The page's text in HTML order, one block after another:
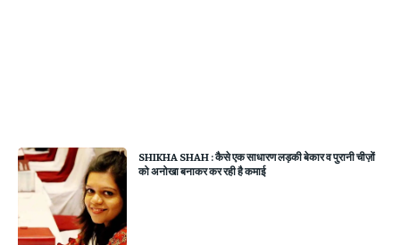
SHIKHA SHAH : कैसे एक साधारण लड़की बेकार व पुरानी चीज़ों
को अनोखा बनाकर कर रही है कमाई